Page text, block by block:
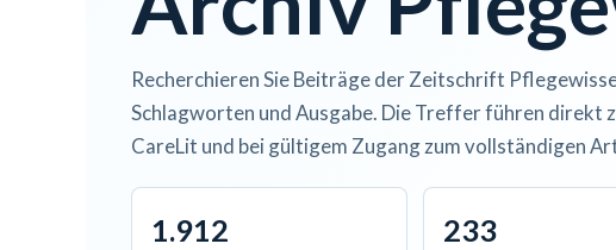
Recherchieren Sie Beiträge der Zeitschrift
Schlagworten und Ausgabe. Die Treffer führen direkt
CareLit und bei gültigem Zugang zum vollständigen
1.912 233